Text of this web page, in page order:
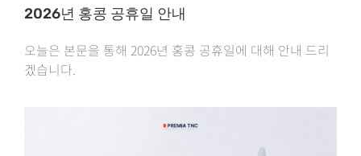
2026년 홍콩 공휴일 안내
오늘은 본문을 통해 2026년 홍콩 공휴일에 대해 안내 드리
겠습니다.